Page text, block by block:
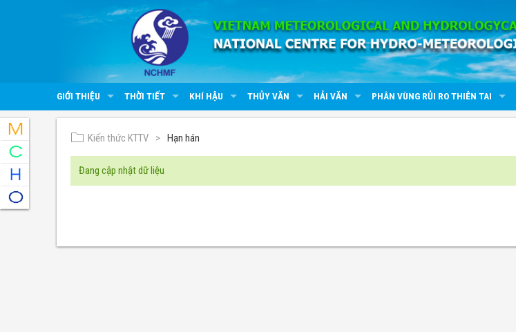
GIỚI THIỆU THỜI TIẾT KHÍ HẬU THỦY VĂN HẢI VĂN PHÂN VÙNG RỦI RO THIÊN TAI
Kiến thức KTTV Hạn hán
Đang cập nhật dữ liệu